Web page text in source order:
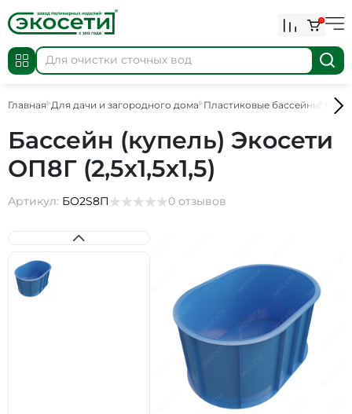
0
Главная Для дачи и загородного дома Пластиковые бассейны
Бассейн (купель) Экосети
ОП8Г (2,5х1,5х1,5)
Артикул: БО2S8П 0 отзывов